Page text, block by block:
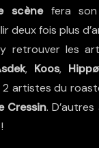
scènefera son
deux fois plus
retrouver les
, Koos,
2 artistes du
Cressin.